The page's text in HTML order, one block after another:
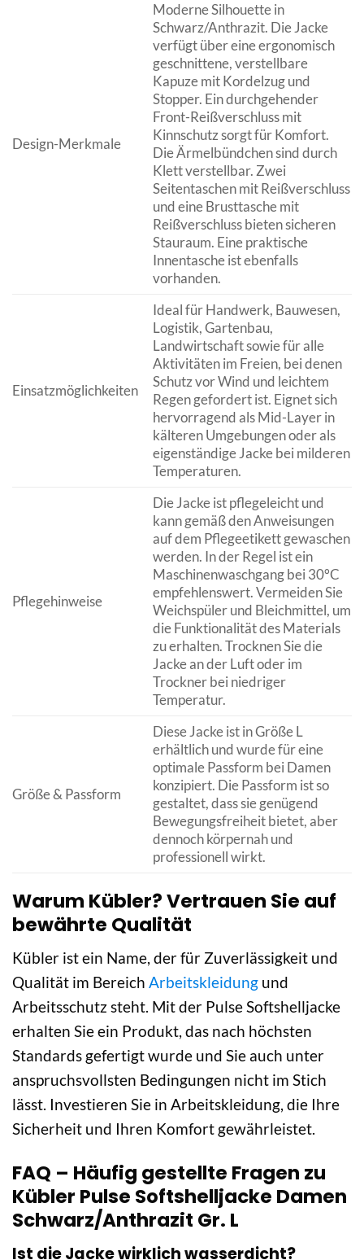
Design-Merkmale
Moderne Silhouette in
Schwarz/Anthrazit. Die Jacke
verfügt über eine ergonomisch
geschnittene, verstellbare
Kapuze mit Kordelzug und
Stopper. Ein durchgehender
Front-Reißverschluss mit
Kinnschutz sorgt für Komfort.
Die Ärmelbündchen sind durch
Klett verstellbar. Zwei
Seitentaschen mit Reißverschluss
und eine Brusttasche mit
Reißverschluss bieten sicheren
Stauraum. Eine praktische
Innentasche ist ebenfalls
vorhanden.
Einsatzmöglichkeiten
Ideal für Handwerk, Bauwesen,
Logistik, Gartenbau,
Landwirtschaft sowie für alle
Aktivitäten im Freien, bei denen
Schutz vor Wind und leichtem
Regen gefordert ist. Eignet sich
hervorragend als Mid-Layer in
kälteren Umgebungen oder als
eigenständige Jacke bei milderen
Temperaturen.
Pflegehinweise
Die Jacke ist pflegeleicht und
kann gemäß den Anweisungen
auf dem Pflegeetikett gewaschen
werden. In der Regel ist ein
Maschinenwaschgang bei 30°C
empfehlenswert. Vermeiden Sie
Weichspüler und Bleichmittel, um
die Funktionalität des Materials
zu erhalten. Trocknen Sie die
Jacke an der Luft oder im
Trockner bei niedriger
Temperatur.
Größe & Passform
Diese Jacke ist in Größe L
erhältlich und wurde für eine
optimale Passform bei Damen
konzipiert. Die Passform ist so
gestaltet, dass sie genügend
Bewegungsfreiheit bietet, aber
dennoch körpernah und
professionell wirkt.
Warum Kübler? Vertrauen Sie auf
bewährte Qualität
Kübler ist ein Name, der für Zuverlässigkeit und
Qualität im Bereich Arbeitskleidung und
Arbeitsschutz steht. Mit der Pulse Softshelljacke
erhalten Sie ein Produkt, das nach höchsten
Standards gefertigt wurde und Sie auch unter
anspruchsvollsten Bedingungen nicht im Stich
lässt. Investieren Sie in Arbeitskleidung, die Ihre
Sicherheit und Ihren Komfort gewährleistet.
FAQ – Häufig gestellte Fragen zu
Kübler Pulse Softshelljacke Damen
Schwarz/Anthrazit Gr. L
Ist die Jacke wirklich wasserdicht?